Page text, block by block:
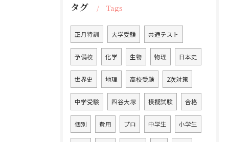
タグ Tags
正月特訓 大学受験 共通テスト
予備校 化学 生物 物理 日本史
世界史 地理 高校受験 2次対策
中学受験 四谷大塚 模擬試験 合格
個別 費用 プロ 中学生 小学生